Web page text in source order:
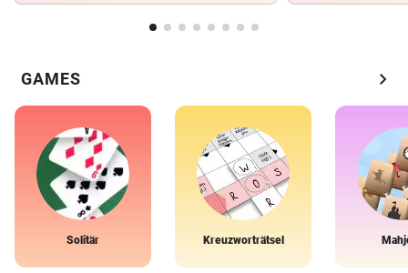
GAMES chevron_right
Solitär Kreuzworträtsel